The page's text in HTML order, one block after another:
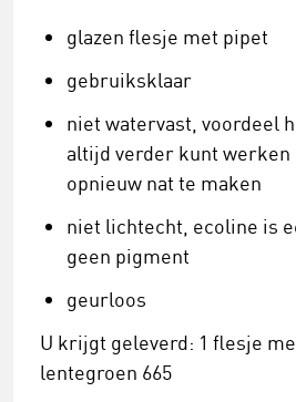
glazen flesje met pipet
gebruiksklaar
niet watervast, voordeel
altijd verder kunt werken
opnieuw nat te maken
niet lichtecht, ecoline is
geen pigment
geurloos
U krijgt geleverd: 1 flesje
lentegroen 665